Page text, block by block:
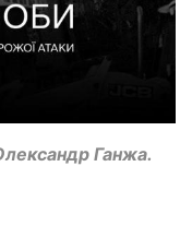
Ганжа.